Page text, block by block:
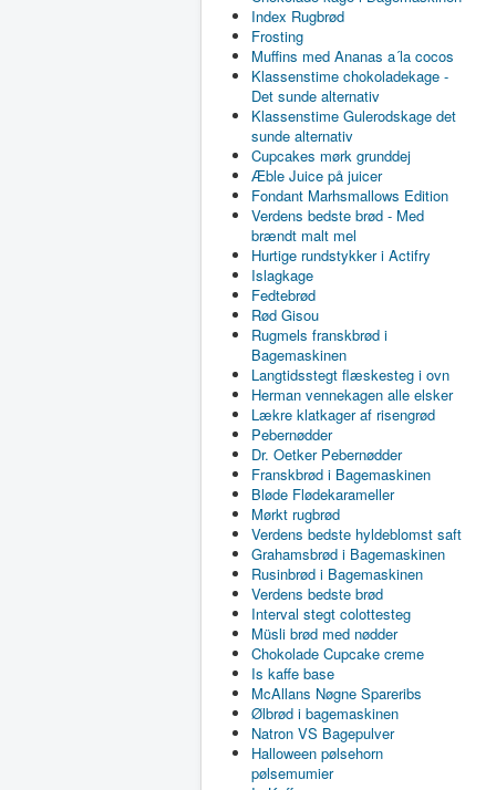
Index Rugbrød
Frosting
Muffins med Ananas a´la cocos
Klassenstime chokoladekage -
Det sunde alternativ
Klassenstime Gulerodskage det
sunde alternativ
Cupcakes mørk grunddej
Æble Juice på juicer
Fondant Marhsmallows Edition
Verdens bedste brød - Med
brændt malt mel
Hurtige rundstykker i Actifry
Islagkage
Fedtebrød
Rød Gisou
Rugmels franskbrød i
Bagemaskinen
Langtidsstegt flæskesteg i ovn
Herman vennekagen alle elsker
Lækre klatkager af risengrød
Pebernødder
Dr. Oetker Pebernødder
Franskbrød i Bagemaskinen
Bløde Flødekarameller
Mørkt rugbrød
Verdens bedste hyldeblomst saft
Grahamsbrød i Bagemaskinen
Rusinbrød i Bagemaskinen
Verdens bedste brød
Interval stegt colottesteg
Müsli brød med nødder
Chokolade Cupcake creme
Is kaffe base
McAllans Nøgne Spareribs
Ølbrød i bagemaskinen
Natron VS Bagepulver
Halloween pølsehorn
pølsemumier